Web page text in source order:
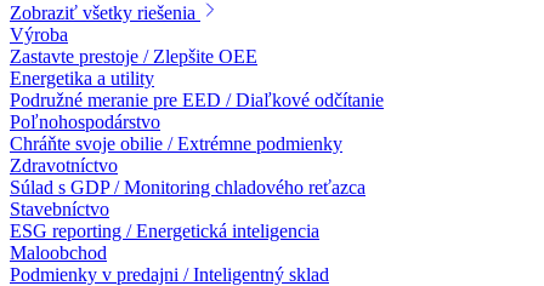
Zobraziť všetky riešenia
Výroba
Zastavte prestoje / Zlepšite OEE
Energetika a utility
Podružné meranie pre EED / Diaľkové odčítanie
Poľnohospodárstvo
Chráňte svoje obilie / Extrémne podmienky
Zdravotníctvo
Súlad s GDP / Monitoring chladového reťazca
Stavebníctvo
ESG reporting / Energetická inteligencia
Maloobchod
Podmienky v predajni / Inteligentný sklad